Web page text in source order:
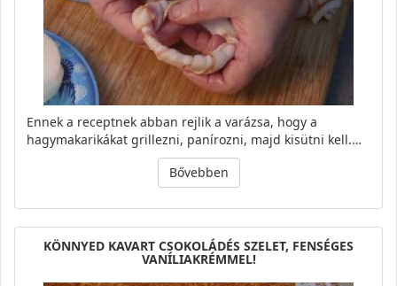
Ennek a receptnek abban rejlik a varázsa, hogy a
hagymakarikákat grillezni, panírozni, majd kisütni kell.…
Bővebben
KÖNNYED KAVART CSOKOLÁDÉS SZELET, FENSÉGES
VANÍLIAKRÉMMEL!